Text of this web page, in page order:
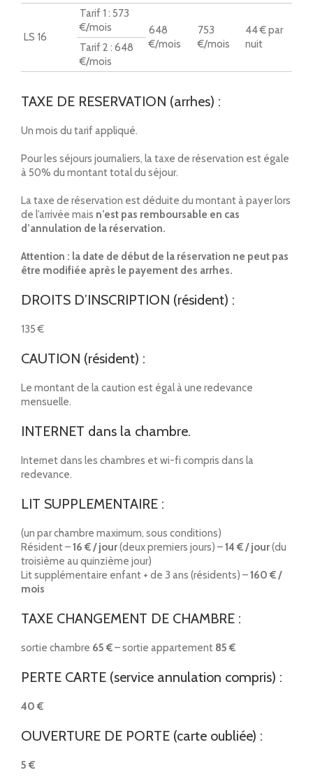
LS 16
Tarif 1 : 573
€/mois
648
€/mois
753
€/mois
44 € par
nuit
Tarif 2 : 648
€/mois
TAXE DE RESERVATION (arrhes) :
Un mois du tarif appliqué.
Pour les séjours journaliers, la taxe de réservation est égale
à 50% du montant total du séjour.
La taxe de réservation est déduite du montant à payer lors
de l’arrivée mais n’est pas remboursable en cas
d’annulation de la réservation.
Attention : la date de début de la réservation ne peut pas
être modifiée après le payement des arrhes.
DROITS D’INSCRIPTION (résident) :
135 €
CAUTION (résident) :
Le montant de la caution est égal à une redevance
mensuelle.
INTERNET dans la chambre.
Internet dans les chambres et wi-fi compris dans la
redevance.
LIT SUPPLEMENTAIRE :
(un par chambre maximum, sous conditions)
Résident –16 € / jour(deux premiers jours) –14 € / jour(du
troisième au quinzième jour)
Lit supplémentaire enfant + de 3 ans (résidents) –160 € /
mois
TAXE CHANGEMENT DE CHAMBRE :
sortie chambre 65 €– sortie appartement 85 €
PERTE CARTE (service annulation compris) :
40 €
OUVERTURE DE PORTE (carte oubliée) :
5 €